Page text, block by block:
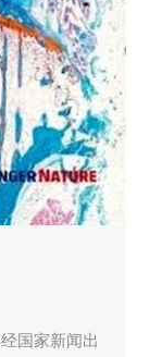
国家新闻出